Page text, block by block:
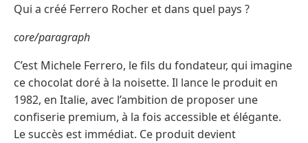
Qui a créé Ferrero Rocher et dans quel pays ?
core/paragraph
C’est Michele Ferrero, le fils du fondateur, qui imagine
ce chocolat doré à la noisette. Il lance le produit en
1982, en Italie, avec l’ambition de proposer une
confiserie premium, à la fois accessible et élégante.
Le succès est immédiat. Ce produit devient